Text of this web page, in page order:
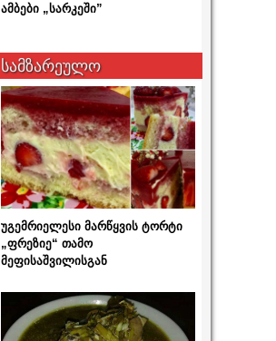
ამბები „სარკეში”
სამზარეულო
უგემრიელესი მარწყვის ტორტი
„ფრეზიე“ თამო
მეფისაშვილისგან